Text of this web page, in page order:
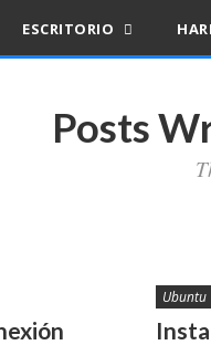
ESCRITORIO
Posts
Ubuntu